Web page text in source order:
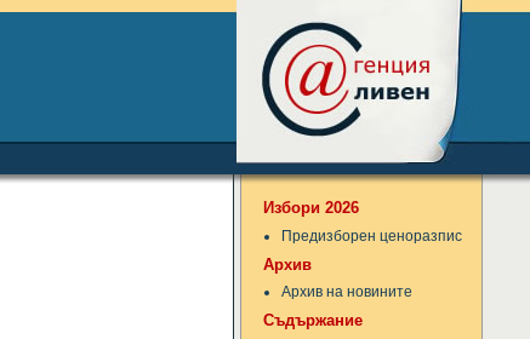
Избори 2026
Предизборен ценоразпис
Архив
Архив на новините
Съдържание